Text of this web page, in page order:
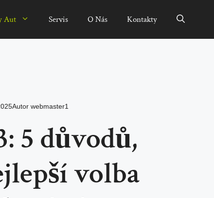
Aut Servis O Nás Kontakty
Autor webmaster1
5 důvodů,
volba